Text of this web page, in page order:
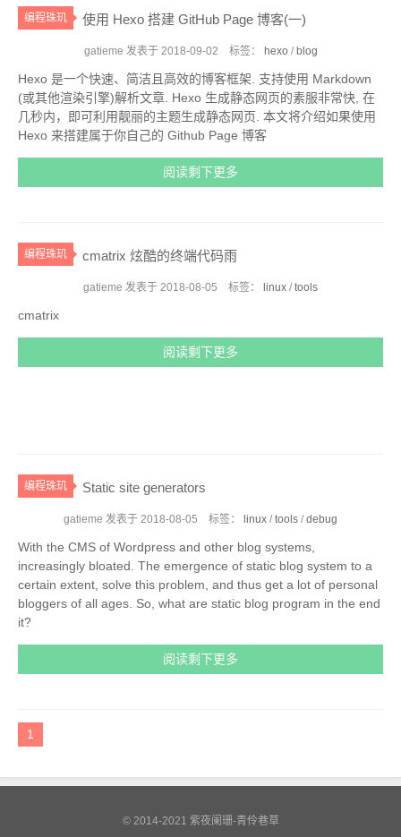
编程珠玑 使用 Hexo 搭建 GitHub Page 博客(一)
gatieme 发表于 2018-09-02 标签： hexo / blog
Hexo 是一个快速、简洁且高效的博客框架. 支持使用 Markdown
(或其他渲染引擎)解析文章. Hexo 生成静态网页的素服非常快, 在
几秒内，即可利用靓丽的主题生成静态网页. 本文将介绍如果使用
Hexo 来搭建属于你自己的 Github Page 博客
阅读剩下更多
编程珠玑 cmatrix 炫酷的终端代码雨
gatieme 发表于 2018-08-05 标签： linux / tools
cmatrix
阅读剩下更多
编程珠玑 Static site generators
gatieme 发表于 2018-08-05 标签： linux / tools / debug
With the CMS of Wordpress and other blog systems,
increasingly bloated. The emergence of static blog system to a
certain extent, solve this problem, and thus get a lot of personal
bloggers of all ages. So, what are static blog program in the end
it?
阅读剩下更多
1
© 2014-2021 紫夜阑珊-青伶巷草